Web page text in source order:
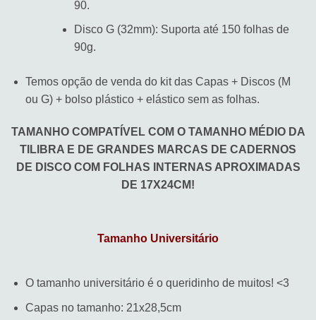
90.
Disco G (32mm): Suporta até 150 folhas de
90g.
Temos opção de venda do kit das Capas + Discos (M
ou G) + bolso plástico + elástico sem as folhas.
TAMANHO COMPATÍVEL COM O TAMANHO MÉDIO DA
TILIBRA E DE GRANDES MARCAS DE CADERNOS
DE DISCO COM FOLHAS INTERNAS APROXIMADAS
DE 17X24CM!
Tamanho Universitário
O tamanho universitário é o queridinho de muitos! <3
Capas no tamanho: 21x28,5cm